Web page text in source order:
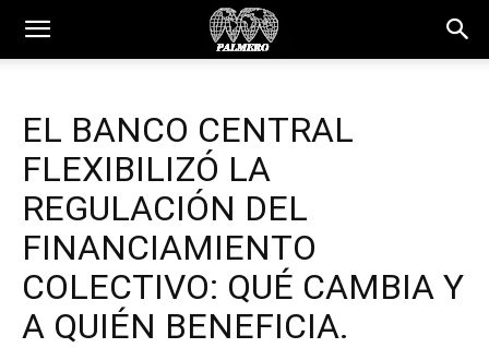
EL BANCO CENTRAL
FLEXIBILIZÓ LA
REGULACIÓN DEL
FINANCIAMIENTO
COLECTIVO: QUÉ CAMBIA Y
A QUIÉN BENEFICIA.